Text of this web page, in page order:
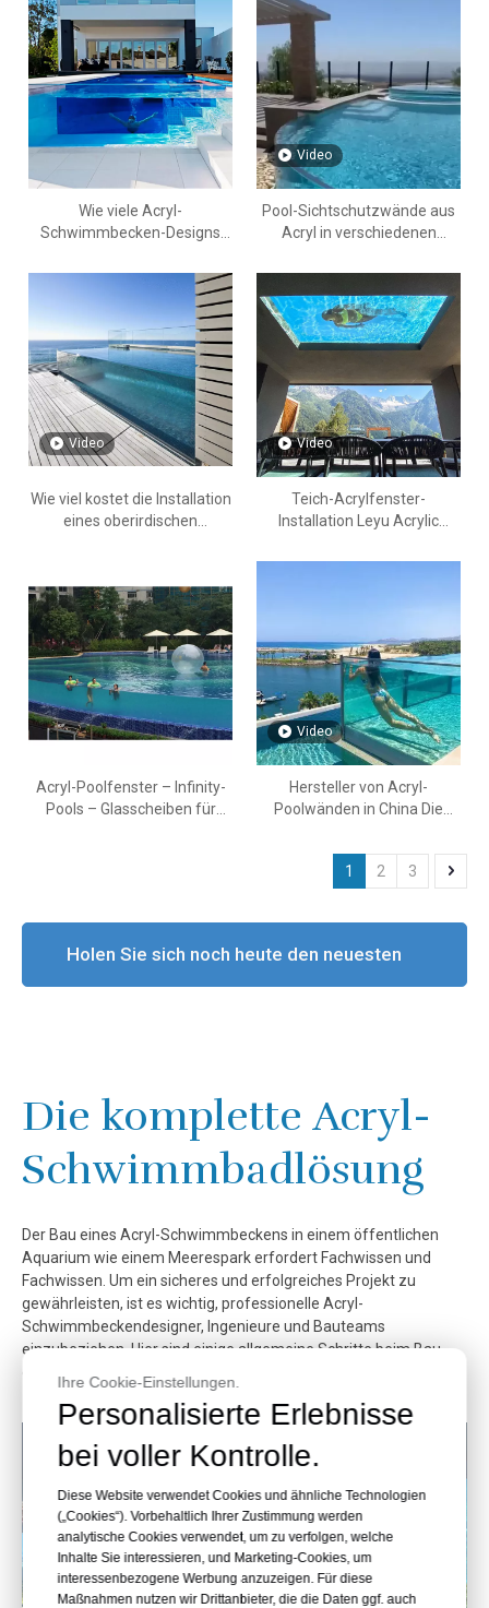
das professionellste - Leyu
Wie viele Acryl-
Schwimmbecken-Designs
Video
Pool-Sichtschutzwände aus
Acryl in verschiedenen
für Acrylplattenprodukte von
LEYU
Video
Wie viel kostet die Installation
eines oberirdischen
Video
Teich-Acrylfenster-
Installation Leyu Acrylic
Bereitstellung von
Acryl-Poolfenster – Infinity-
Pools – Glasscheiben für
Video
Hersteller von Acryl-
Poolwänden in China Die
gründete 1996 eine Fabrik
mit dem niedrigsten Preis im
1 2 3
Holen Sie sich noch heute den neuesten
Die komplette Acryl-
Schwimmbadlösung
Der Bau eines Acryl-Schwimmbeckens in einem öffentlichen
Aquarium wie einem Meerespark erfordert Fachwissen und
Fachwissen. Um ein sicheres und erfolgreiches Projekt zu
gewährleisten, ist es wichtig, professionelle Acryl-
Schwimmbeckendesigner, Ingenieure und Bauteams
einzubeziehen. Hier sind einige allgemeine Schritte beim Bau
Ihre Cookie-Einstellungen.
Personalisierte Erlebnisse
bei voller Kontrolle.
Diese Website verwendet Cookies und ähnliche Technologien
(„Cookies“). Vorbehaltlich Ihrer Zustimmung werden
analytische Cookies verwendet, um zu verfolgen, welche
Inhalte Sie interessieren, und Marketing-Cookies, um
interessenbezogene Werbung anzuzeigen. Für diese
Maßnahmen nutzen wir Drittanbieter, die die Daten ggf. auch